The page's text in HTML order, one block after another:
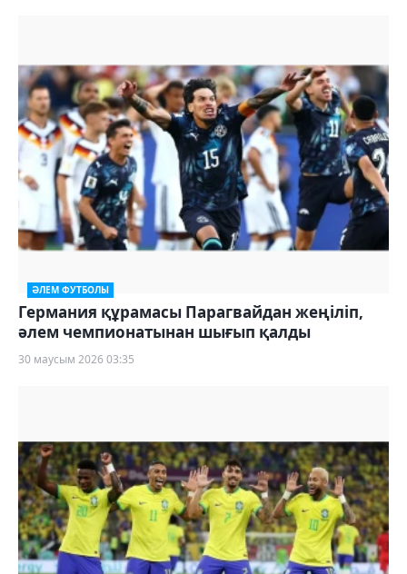
ӘЛЕМ ФУТБОЛЫ
Германия құрамасы Парагвайдан жеңіліп,
әлем чемпионатынан шығып қалды
30 маусым 2026 03:35